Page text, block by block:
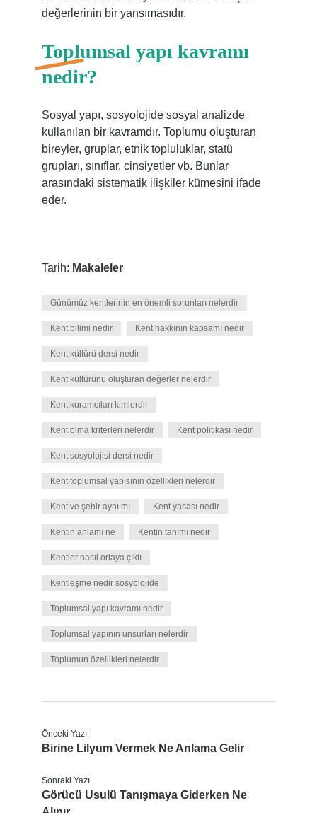
değerlerinin bir yansımasıdır.
Toplumsal yapı kavramı
nedir?
Sosyal yapı, sosyolojide sosyal analizde
kullanılan bir kavramdır. Toplumu oluşturan
bireyler, gruplar, etnik topluluklar, statü
grupları, sınıflar, cinsiyetler vb. Bunlar
arasındaki sistematik ilişkiler kümesini ifade
eder.
Tarih: Makaleler
Günümüz kentlerinin en önemli sorunları nelerdir
Kent bilimi nedir Kent hakkının kapsamı nedir
Kent kültürü dersi nedir
Kent kültürünü oluşturan değerler nelerdir
Kent kuramcıları kimlerdir
Kent olma kriterleri nelerdir Kent politikası nedir
Kent sosyolojisi dersi nedir
Kent toplumsal yapısının özellikleri nelerdir
Kent ve şehir aynı mı Kent yasası nedir
Kentin anlamı ne Kentin tanımı nedir
Kentler nasıl ortaya çıktı
Kentleşme nedir sosyolojide
Toplumsal yapı kavramı nedir
Toplumsal yapının unsurları nelerdir
Toplumun özellikleri nelerdir
Önceki Yazı
Birine Lilyum Vermek Ne Anlama Gelir
Sonraki Yazı
Görücü Usulü Tanışmaya Giderken Ne